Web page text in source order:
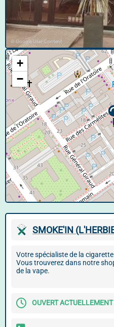
© Google User Content
+
−
SMOKE'IN
Votre spécialiste de la
Vous trouverez dans notre
de la vape.
OUVERT ACTUELLEMENT